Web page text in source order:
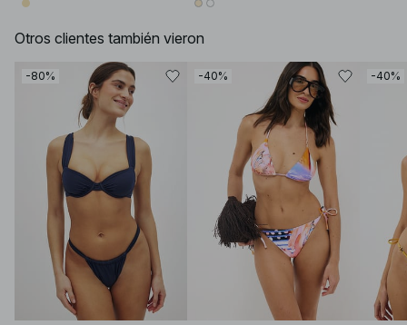
Otros clientes también vieron
-80% -40% -40%